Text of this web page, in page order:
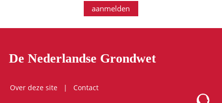
aanmelden
De Nederlandse Grondwet
Over deze site
Contact
Logo